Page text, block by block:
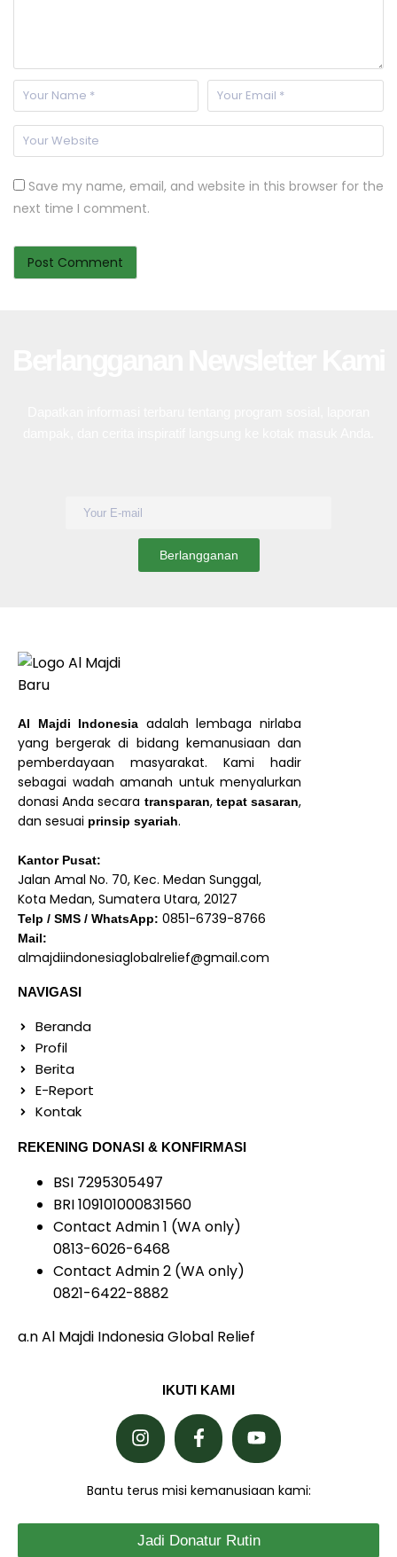
Save my name, email, and website in this browser for the
next time I comment.
Al Majdi Indonesia adalah lembaga nirlaba
yang bergerak di bidang kemanusiaan dan
pemberdayaan masyarakat. Kami hadir
sebagai wadah amanah untuk menyalurkan
donasi Anda secara transparan, tepat sasaran,
dan sesuai prinsip syariah.
Kantor Pusat:
Jalan Amal No. 70, Kec. Medan Sunggal,
Kota Medan, Sumatera Utara, 20127
Telp / SMS / WhatsApp: 0851-6739-8766
Mail:
almajdiindonesiaglobalrelief@gmail.com
NAVIGASI
Beranda
Profil
Berita
E-Report
Kontak
REKENING DONASI & KONFIRMASI
BSI 7295305497
BRI 109101000831560
Contact Admin 1 (WA only)
0813-6026-6468
Contact Admin 2 (WA only)
0821-6422-8882
a.n Al Majdi Indonesia Global Relief
IKUTI KAMI
Bantu terus misi kemanusiaan kami:
Jadi Donatur Rutin